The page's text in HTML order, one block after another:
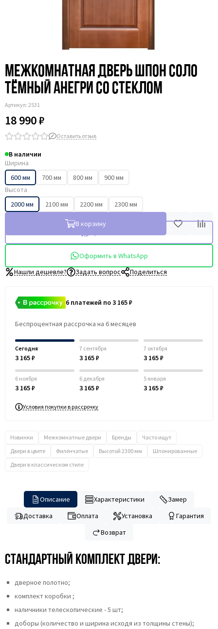
Межкомнатная дверь шпон Соло
тёмный анегри со стеклом
Артикул: 2531
18 990 ₽
Оставить отзыв
В наличии
Ширина
600 мм
700 мм 800 мм
900 мм
Высота
2000 мм
2100 мм 2200 мм 2300 мм
В корзину
Оформить в WhatsApp
Нашли дешевле?
Задать вопрос Поделиться
6 платежей по 3 165 ₽
Беспроцентная рассрочка на 6 месяцев
Сегодня
3 165 ₽
7 сентября
3 165 ₽
7 октября
3 165 ₽
6 ноября
3 165 ₽
6 декабря
3 165 ₽
5 января
3 165 ₽
Условия покупки в рассрочку
Новинки Межкомнатные двери Бренды
Часто ищут
Двери в цвете
Филёнчатые Высотой 2300 мм
Шпонированные
Двери в классическом стиле
Описание Характеристики
Замер
Доставка
Оплата Установка
Гарантия
Возврат
Стандартный комплект двери:
дверное полотно;
комплект коробки ;
наличники телескопические - 5 шт;
доборы (количество и ширина исходя из толщины стены);